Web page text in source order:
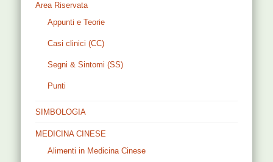
Area Riservata
Appunti e Teorie
Casi clinici (CC)
Segni & Sintomi (SS)
Punti
SIMBOLOGIA
MEDICINA CINESE
Alimenti in Medicina Cinese